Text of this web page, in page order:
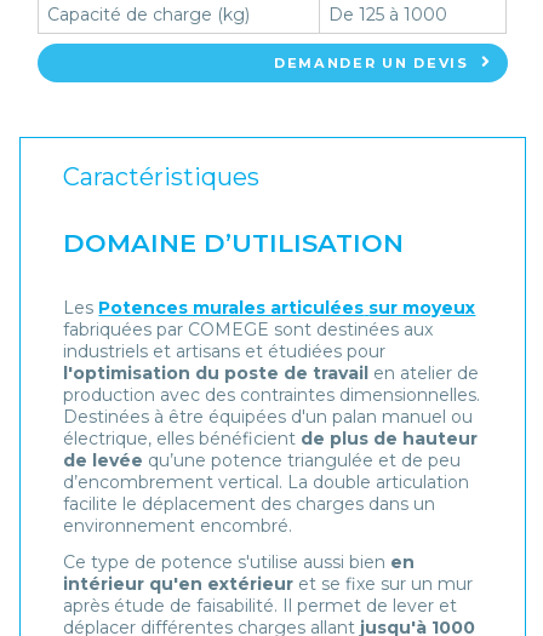
Capacité de charge (kg)
De 125 à 1000
DEMANDER UN DEVIS
Caractéristiques
DOMAINE D’UTILISATION
Les Potences murales articulées sur moyeux
fabriquées par COMEGE sont destinées aux
industriels et artisans et étudiées pour
l'optimisation du poste de travail en atelier de
production avec des contraintes dimensionnelles.
Destinées à être équipées d'un palan manuel ou
électrique, elles bénéficient de plus de hauteur
de levée qu’une potence triangulée et de peu
d’encombrement vertical. La double articulation
facilite le déplacement des charges dans un
environnement encombré.
Ce type de potence s'utilise aussi bien en
intérieur qu'en extérieur et se fixe sur un mur
après étude de faisabilité. Il permet de lever et
déplacer différentes charges allant jusqu'à 1000